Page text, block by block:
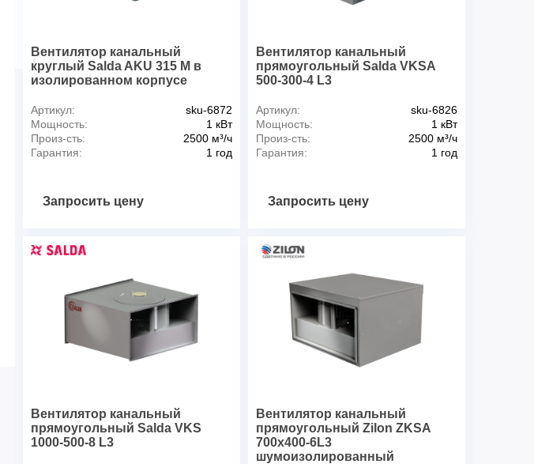
Вентилятор канальный
круглый Salda AKU 315 M в
изолированном корпусе
Артикул:
sku-6872
Мощность:
1 кВт
Произ-сть:
2500 м³/ч
Гарантия:
1 год
Запросить цену
Вентилятор канальный
прямоугольный Salda VKSA
500-300-4 L3
Артикул:
sku-6826
Мощность:
1 кВт
Произ-сть:
2500 м³/ч
Гарантия:
1 год
Запросить цену
Вентилятор канальный
прямоугольный Salda VKS
1000-500-8 L3
Вентилятор канальный
прямоугольный Zilon ZKSA
700х400-6L3
шумоизолированный